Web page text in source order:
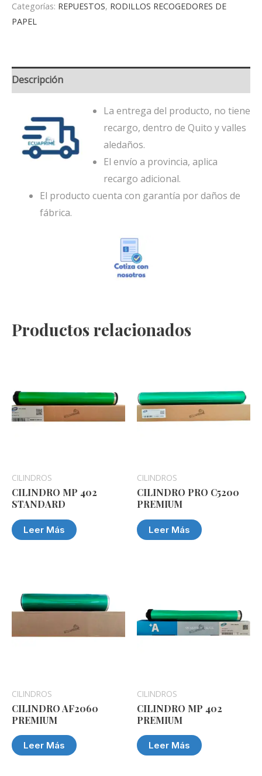
Categorías: REPUESTOS, RODILLOS RECOGEDORES DE
PAPEL
Descripción
La entrega del producto, no tiene
recargo, dentro de Quito y valles
aledaños.
El envío a provincia, aplica
recargo adicional.
El producto cuenta con garantía por daños de
fábrica.
Productos relacionados
CILINDROS
CILINDRO MP 402
STANDARD
Leer Más
CILINDROS
CILINDRO PRO C5200
PREMIUM
Leer Más
CILINDROS
CILINDRO AF2060
PREMIUM
Leer Más
CILINDROS
CILINDRO MP 402
PREMIUM
Leer Más